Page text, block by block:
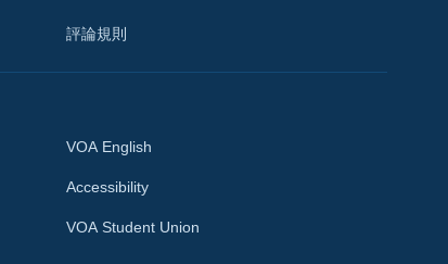
評論規則
VOA English
Accessibility
VOA Student Union